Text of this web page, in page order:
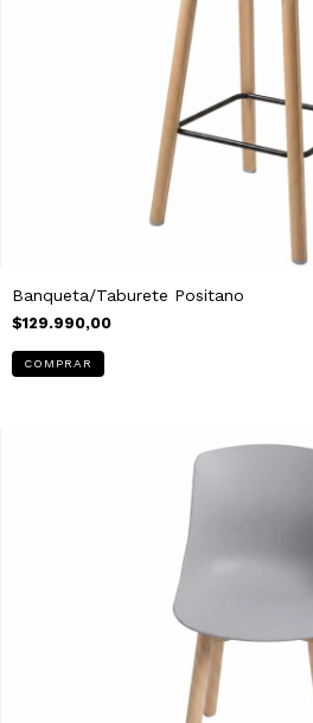
Banqueta/Taburete Positano
$129.990,00